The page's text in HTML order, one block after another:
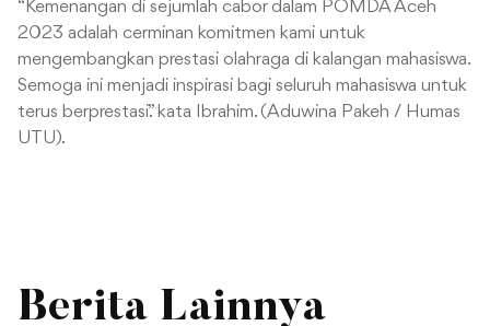
“Kemenangan di sejumlah cabor dalam POMDA Aceh
2023 adalah cerminan komitmen kami untuk
mengembangkan prestasi olahraga di kalangan mahasiswa.
Semoga ini menjadi inspirasi bagi seluruh mahasiswa untuk
terus berprestasi.” kata Ibrahim. (Aduwina Pakeh / Humas
UTU).
Berita Lainnya